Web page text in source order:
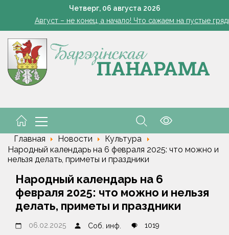
Четверг, 06 августа 2026
В Могилеве в озере утонул 14-летний мальчик
Август – не конец, а начало! Что сажаем на пустые
обнулены экспортные пошлины на сжиженные
Четырехтонный обломок ракеты SpaceX врезался в
В Могилеве в озере утонул 14-летний мальчик
Главная Новости
Культура
Народный календарь на 6 февраля 2025: что можно и
нельзя делать, приметы и праздники
Народный календарь на 6
февраля 2025: что можно и нельзя
делать, приметы и праздники
06.02.2025 Соб. инф. 1019